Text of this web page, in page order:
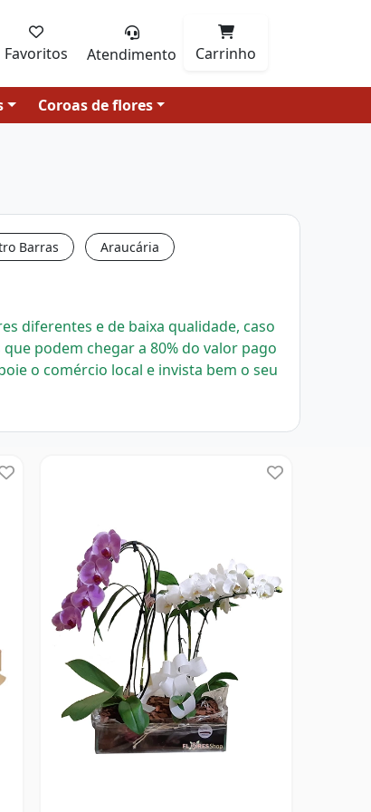
Favoritos Atendimento Carrinho
Coroas de flores
Barras Araucária
diferentes e de baixa qualidade, caso
podem chegar a 80% do valor pago
o comércio local e invista bem o seu